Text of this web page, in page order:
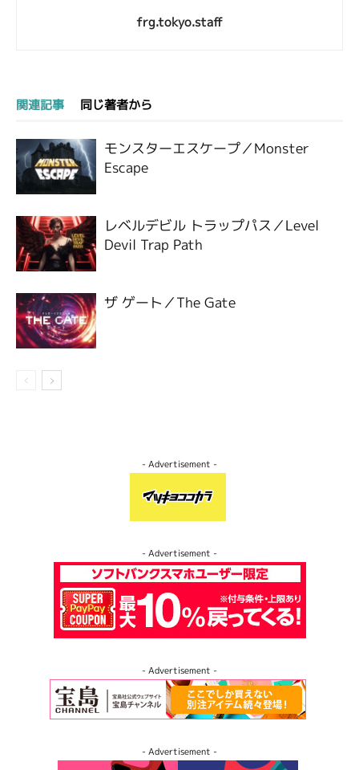
frg.tokyo.staff
関連記事 同じ著者から
モンスターエスケープ／Monster
Escape
レベルデビル トラップパス／Level
Devil Trap Path
ザ ゲート／The Gate
- Advertisement -
- Advertisement -
- Advertisement -
- Advertisement -